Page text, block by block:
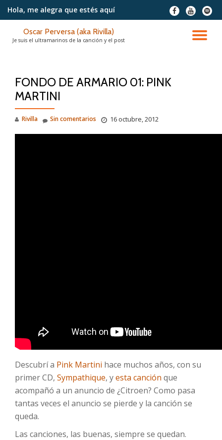
contenido
Hola, me alegra que estés aquí
fa-
facebook
fa-
youtube
fa-
spotify
Oscar Perversa (aka Rivilla)
Je suis el ultramarinos de la canción y el post
FONDO DE ARMARIO 01: PINK
MARTINI
Rivilla 16 octubre, 2012
Sin comentarios
Descubrí a Pink Martini hace muchos años, con su
primer CD, Sympathique, yesta canción que
acompañó a un anuncio de ¿Citroen? Como pasa
tantas veces el anuncio se pierde y la canción se
queda.
Las canciones, las buenas, siempre se quedan.